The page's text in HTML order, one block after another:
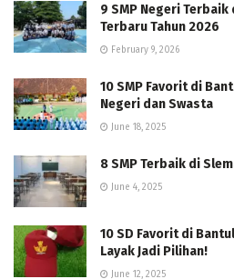
9 SMP Negeri
Terbaru Tahun 2026
February 9, 2026
10 SMP Favorit di
Negeri dan Swasta
June 18, 2025
8 SMP Terbaik di
June 4, 2025
10 SD Favorit di
Layak Jadi Pilihan!
June 12, 2025